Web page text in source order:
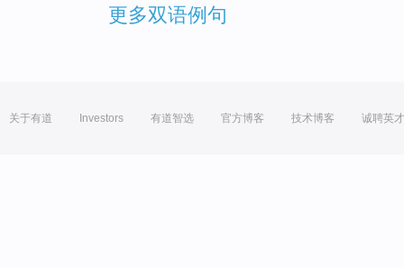
更多双语例句
关于有道 Investors 有道智选 官方博客 技术博客 诚聘英才